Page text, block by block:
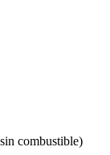
combustible)